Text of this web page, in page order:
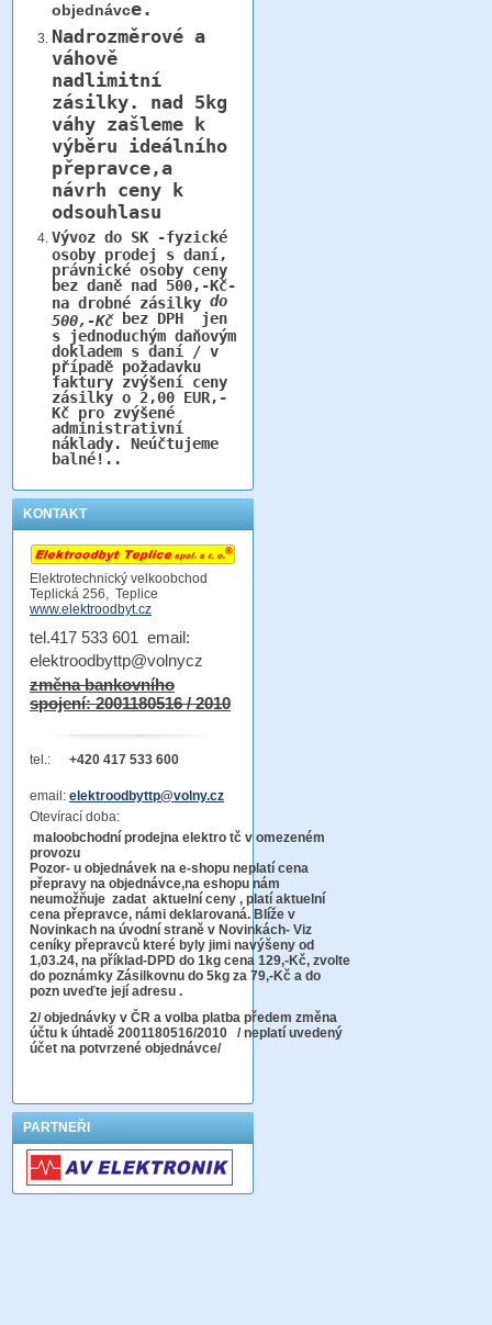
objednávce.
Nadrozměrové a
váhově
nadlimitní
zásilky. nad 5kg
váhy zašleme k
výběru ideálního
přepravce,a
návrh ceny k
odsouhlasu
Vývoz do SK -fyzické
osoby prodej s daní,
právnické osoby ceny
bez daně nad 500,-Kč-
na drobné zásilky do
500,-Kčbez DPH jen
s jednoduchým daňovým
dokladem s daní / v
případě požadavku
faktury zvýšení ceny
zásilky o 2,00 EUR,-
Kč pro zvýšené
administrativní
náklady. Neúčtujeme
balné!..
KONTAKT
Elektrotechnický velkoobchod
Teplická 256, Teplice
www.elektroodbyt.cz
tel.417 533 601 email:
elektroodbyttp@volnycz
změna bankovního
spojení: 2001180516 / 2010
tel.: +420 417 533 600
email: elektroodbyttp@volny.cz
Otevírací doba:
maloobchodní prodejna elektro tč v omezeném
provozu
Pozor- u objednávek na e-shopu neplatí cena
přepravy na objednávce,na eshopu nám
neumožňuje zadat aktuelní ceny , platí aktuelní
cena přepravce, námi deklarovaná. Blíže v
Novinkach na úvodní straně v Novinkách- Viz
ceníky přepravců které byly jimi navýšeny od
1,03.24, na příklad-DPD do 1kg cena 129,-Kč, zvolte
do poznámky Zásilkovnu do 5kg za 79,-Kč a do
pozn uveďte její adresu .
2/ objednávky v ČR a volba platba předem změna
účtu k úhtadě 2001180516/2010 / neplatí uvedený
účet na potvrzené objednávce/
PARTNEŘI